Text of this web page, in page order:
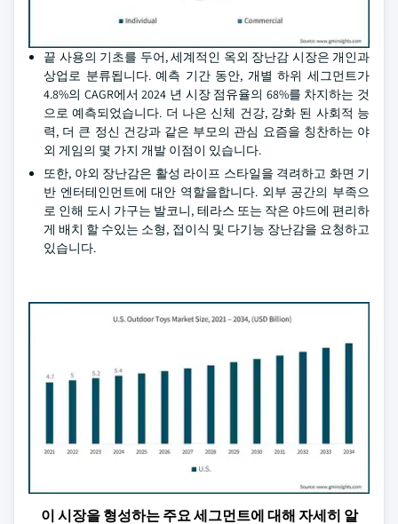
끝 사용의 기초를 두어, 세계적인 옥외 장난감 시장은 개인과
상업로 분류됩니다. 예측 기간 동안, 개별 하위 세그먼트가
4.8%의 CAGR에서 2024 년 시장 점유율의 68%를 차지하는 것
으로 예측되었습니다. 더 나은 신체 건강, 강화 된 사회적 능
력, 더 큰 정신 건강과 같은 부모의 관심 요즘을 칭찬하는 야
외 게임의 몇 가지 개발 이점이 있습니다.
또한, 야외 장난감은 활성 라이프 스타일을 격려하고 화면 기
반 엔터테인먼트에 대안 역할을합니다. 외부 공간의 부족으
로 인해 도시 가구는 발코니, 테라스 또는 작은 야드에 편리하
게 배치 할 수있는 소형, 접이식 및 다기능 장난감을 요청하고
있습니다.
이 시장을 형성하는 주요 세그먼트에 대해 자세히 알